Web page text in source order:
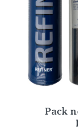
Pack